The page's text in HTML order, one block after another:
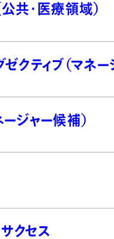
共・医療領域）
クティブ（マネー
ジャー候補）
クセス